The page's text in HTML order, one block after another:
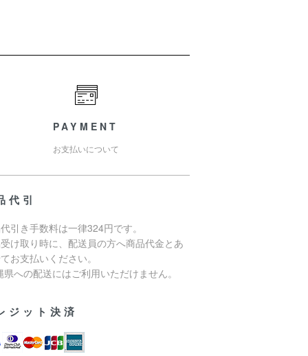
PAYMENT
お支払いについて
代引
引き手数料は一律324円です。
け取り時に、配送員の方へ商品代金とあ
お支払いください。
県への配送にはご利用いただけません。
ジット決済